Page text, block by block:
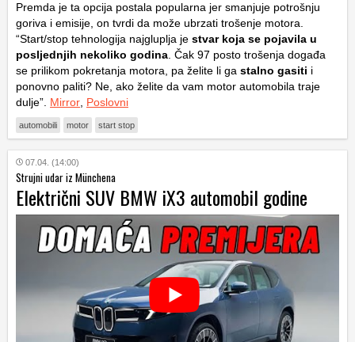
Premda je ta opcija postala popularna jer smanjuje potrošnju
goriva i emisije, on tvrdi da može ubrzati trošenje motora.
“Start/stop tehnologija najgluplja je stvar koja se pojavila u
posljednjih nekoliko godina. Čak 97 posto trošenja događa
se prilikom pokretanja motora, pa želite li ga stalno gasiti i
ponovno paliti? Ne, ako želite da vam motor automobila traje
dulje”. Mirror, Poslovni
automobili motor start stop
07.04. (14:00)
Strujni udar iz Münchena
Električni SUV BMW iX3 automobil godine